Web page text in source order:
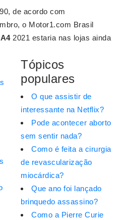
de acordo com
o Motor1.com Brasil
2021 estaria nas lojas ainda
Tópicos
populares
O que assistir de
interessante na Netflix?
Pode acontecer aborto
sem sentir nada?
Como é feita a cirurgia
de revascularização
miocárdica?
Que ano foi lançado
brinquedo assassino?
Como a Pierre Curie